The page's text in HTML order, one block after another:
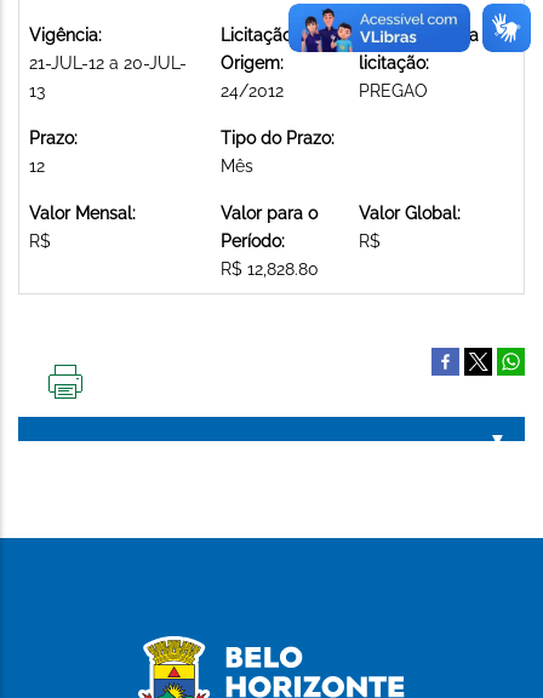
Vigência:
21-JUL-12 a 20-JUL-
13
Licitação de
Origem:
24/2012
Modalidade da
licitação:
PREGAO
Prazo:
12
Tipo do Prazo:
Mês
Valor Mensal:
R$
Valor para o
Período:
R$ 12,828.80
Valor Global:
R$
PÁGINA